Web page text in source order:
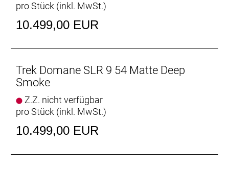
Rahmen: 800 Series OCLV Carbon, IsoSpeed,
integriertes Staufach, konisches Steuerrohr, interne
Zugführung, 3S-Kettenführung, Schutzblechösen,
Rahmengröße: 58
Rahmenmaterial: Carbon
Gangschaltung: Shimano Dura-Ace R9250 Di2, max.
34 Z. an größtem Ritzel
pro Stück (inkl. MwSt.)
10.499,00 EUR
Trek Domane SLR 9 54 Matte Deep
Smoke
Z.Z. nicht verfügbar
pro Stück (inkl. MwSt.)
10.499,00 EUR